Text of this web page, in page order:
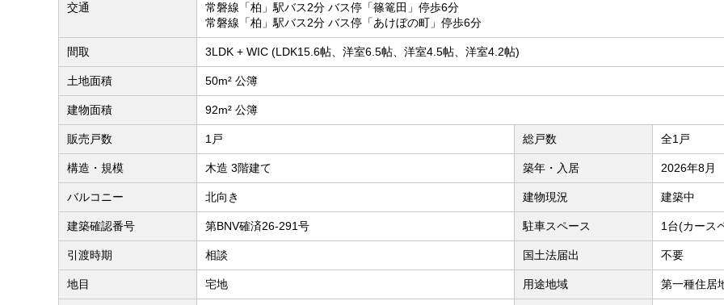
交通
常磐線「柏」駅バス2分 バス停「篠篭田」停歩6分
常磐線「柏」駅バス2分 バス停「あけぼの町」停歩6分
間取 3LDK + WIC (LDK15.6帖、洋室6.5帖、洋室4.5帖、洋室4.2帖)
土地面積 50m² 公簿
建物面積 92m² 公簿
販売戸数 1戸 総戸数 全1戸
構造・規模 木造 3階建て 築年・入居 2026年8月
バルコニー 北向き 建物現況 建築中
建築確認番号 第BNV確済26-291号 駐車スペース 1台(カース
引渡時期 相談 国土法届出 不要
地目 宅地 用途地域 第一種住居